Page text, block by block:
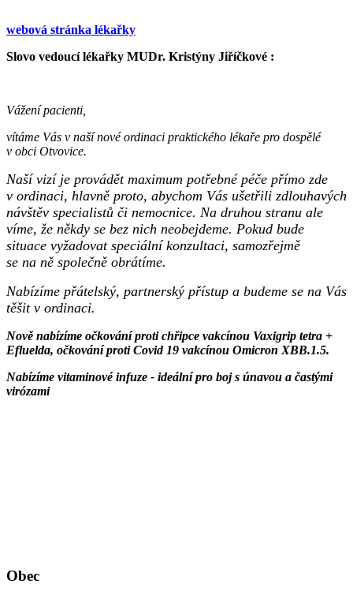
webová stránka lékařky
Slovo vedoucí lékařky MUDr. Kristýny Jiříčkové :
Vážení pacienti,
vítáme Vás v naší nové ordinaci praktického lékaře pro dospělé
v obci Otvovice.
Naší vizí je provádět maximum potřebné péče přímo zde
v ordinaci, hlavně proto, abychom Vás ušetřili zdlouhavých
návštěv specialistů či nemocnice. Na druhou stranu ale
víme, že někdy se bez nich neobejdeme. Pokud bude
situace vyžadovat speciální konzultaci, samozřejmě
se na ně společně obrátíme.
Nabízíme přátelský, partnerský přístup a budeme se na Vás
těšit v ordinaci.
Nově nabízíme očkování proti chřipce vakcínou Vaxigrip tetra +
Efluelda, očkování proti Covid 19 vakcínou Omicron XBB.1.5.
Nabízíme vitaminové infuze - ideální pro boj s únavou a častými
virózami
Obec